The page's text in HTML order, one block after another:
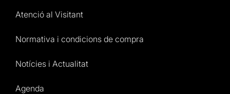
Atenció al Visitant
Normativa i condicions de compra
Notícies i Actualitat
Agenda